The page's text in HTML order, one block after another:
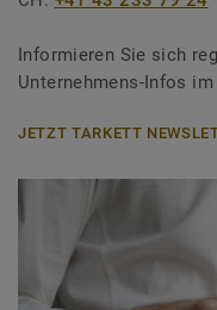
Informieren Sie sich
Unternehmens-Infos
JETZT TARKETT